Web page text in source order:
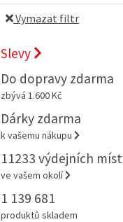
Vymazat filtr
Slevy
Do dopravy zdarma
zbývá 1.600 Kč
Dárky zdarma
k vašemu nákupu
11233 výdejních míst
ve vašem okolí
1 139 681
produktů skladem